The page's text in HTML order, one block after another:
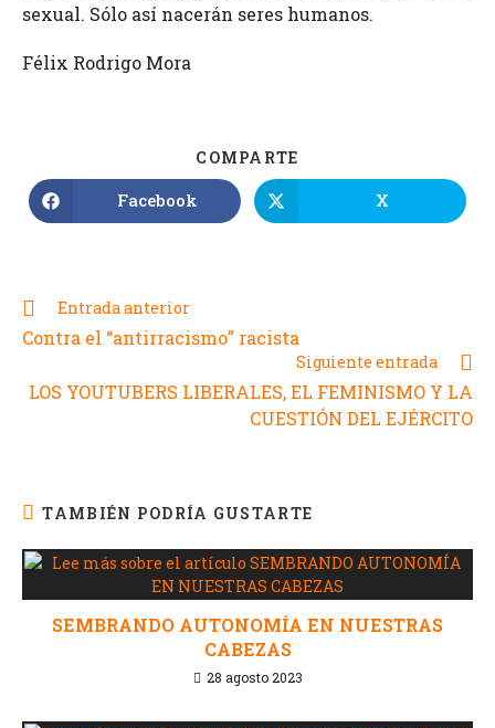
sexual. Sólo así nacerán seres humanos.
Félix Rodrigo Mora
COMPARTE
Facebook X
Entrada anterior
Contra el “antirracismo” racista
Siguiente entrada
LOS YOUTUBERS LIBERALES, EL FEMINISMO Y LA
CUESTIÓN DEL EJÉRCITO
TAMBIÉN PODRÍA GUSTARTE
SEMBRANDO AUTONOMÍA EN NUESTRAS
CABEZAS
28 agosto 2023